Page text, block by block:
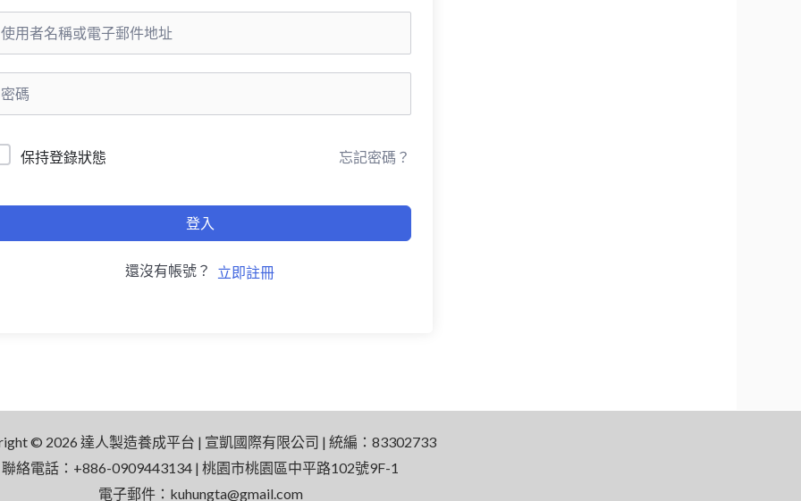
保持登錄狀態 忘記密碼？
登入
還沒有帳號？ 立即註冊
© 2026 達人製造養成平台 | 宣凱國際有限公司 | 統編：83302733
聯絡電話：+886-0909443134 | 桃園市桃園區中平路102號9F-1
電子郵件： kuhungta@gmail.com